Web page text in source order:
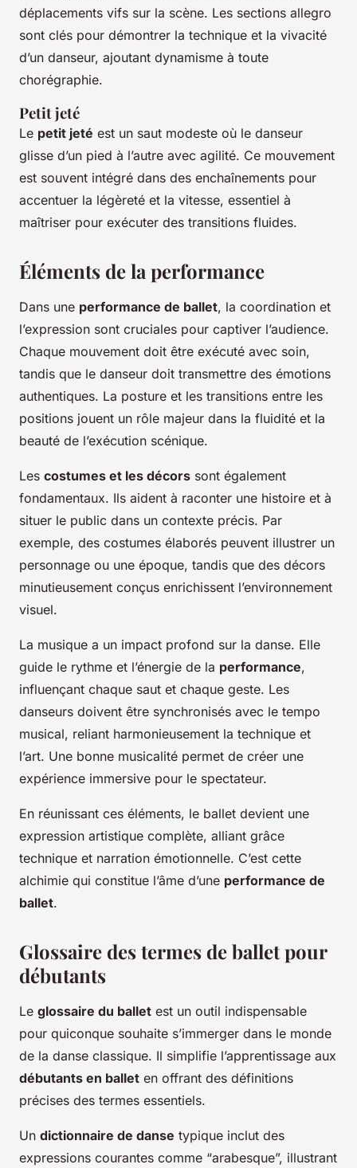
déplacements vifs sur la scène. Les sections allegro
sont clés pour démontrer la technique et la vivacité
d’un danseur, ajoutant dynamisme à toute
chorégraphie.
Petit jeté
Le petit jeté est un saut modeste où le danseur
glisse d’un pied à l’autre avec agilité. Ce mouvement
est souvent intégré dans des enchaînements pour
accentuer la légèreté et la vitesse, essentiel à
maîtriser pour exécuter des transitions fluides.
Éléments de la performance
Dans une performance de ballet, la coordination et
l’expression sont cruciales pour captiver l’audience.
Chaque mouvement doit être exécuté avec soin,
tandis que le danseur doit transmettre des émotions
authentiques. La posture et les transitions entre les
positions jouent un rôle majeur dans la fluidité et la
beauté de l’exécution scénique.
Les costumes et les décors sont également
fondamentaux. Ils aident à raconter une histoire et à
situer le public dans un contexte précis. Par
exemple, des costumes élaborés peuvent illustrer un
personnage ou une époque, tandis que des décors
minutieusement conçus enrichissent l’environnement
visuel.
La musique a un impact profond sur la danse. Elle
guide le rythme et l’énergie de la performance,
influençant chaque saut et chaque geste. Les
danseurs doivent être synchronisés avec le tempo
musical, reliant harmonieusement la technique et
l’art. Une bonne musicalité permet de créer une
expérience immersive pour le spectateur.
En réunissant ces éléments, le ballet devient une
expression artistique complète, alliant grâce
technique et narration émotionnelle. C’est cette
alchimie qui constitue l’âme d’une performance de
ballet.
Glossaire des termes de ballet pour
débutants
Le glossaire du ballet est un outil indispensable
pour quiconque souhaite s’immerger dans le monde
de la danse classique. Il simplifie l’apprentissage aux
débutants en ballet en offrant des définitions
précises des termes essentiels.
Un dictionnaire de danse typique inclut des
expressions courantes comme “arabesque”, illustrant